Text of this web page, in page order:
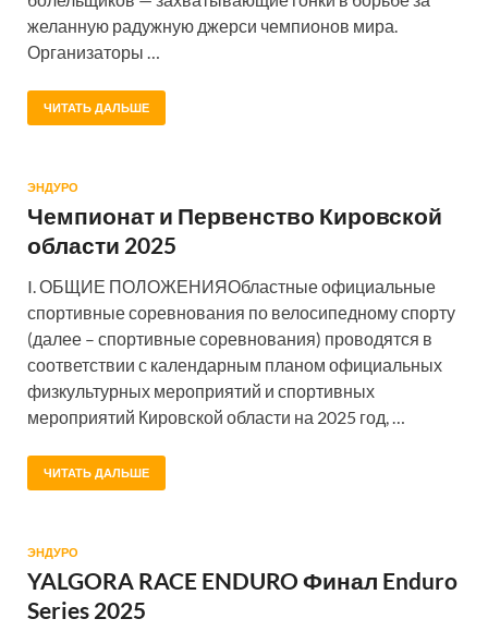
желанную радужную джерси чемпионов мира.
Организаторы …
ЧИТАТЬ ДАЛЬШЕ
ЭНДУРО
Чемпионат и Первенство Кировской
области 2025
I. ОБЩИЕ ПОЛОЖЕНИЯОбластные официальные
спортивные соревнования по велосипедному спорту
(далее – спортивные соревнования) проводятся в
соответствии с календарным планом официальных
физкультурных мероприятий и спортивных
мероприятий Кировской области на 2025 год, …
ЧИТАТЬ ДАЛЬШЕ
ЭНДУРО
YALGORA RACE ENDURO Финал Enduro
Series 2025